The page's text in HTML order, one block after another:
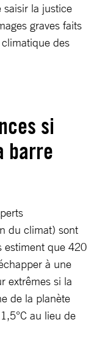
saisir la justice
graves faits
des
si
barre
du climat) sont
estiment que 420
à une
extrêmes si la
de la planète
au lieu de